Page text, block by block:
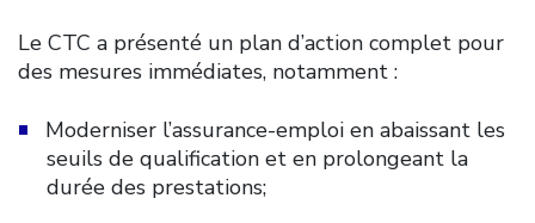
Le CTC a présenté un plan d’action complet pour
des mesures immédiates, notamment :
Moderniser l’assurance-emploi en abaissant les
seuils de qualification et en prolongeant la
durée des prestations;